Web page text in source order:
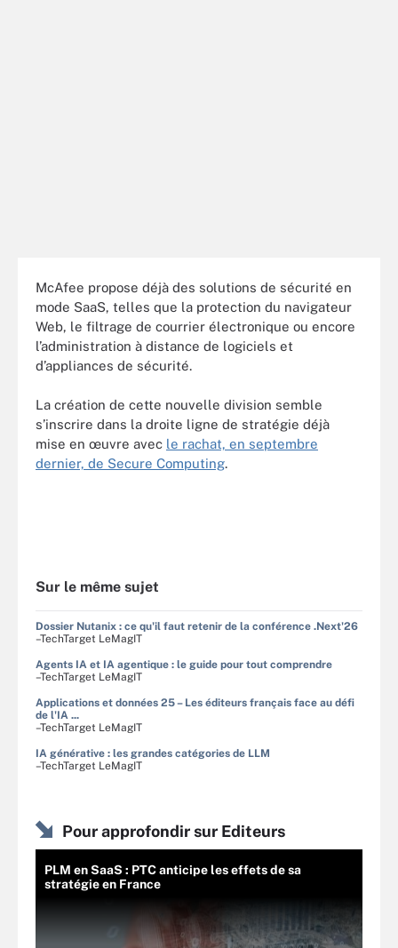
McAfee propose déjà des solutions de sécurité en
mode SaaS, telles que la protection du navigateur
Web, le filtrage de courrier électronique ou encore
l’administration à distance de logiciels et
d’appliances de sécurité.
La création de cette nouvelle division semble
s’inscrire dans la droite ligne de stratégie déjà
mise en œuvre avec le rachat, en septembre
dernier, de Secure Computing.
Sur le même sujet
Dossier Nutanix : ce qu'il faut retenir de la conférence .Next'26
–TechTarget LeMagIT
Agents IA et IA agentique : le guide pour tout comprendre
–TechTarget LeMagIT
Applications et données 25 – Les éditeurs français face au défi
de l'IA ...
–TechTarget LeMagIT
IA générative : les grandes catégories de LLM
–TechTarget LeMagIT
Pour approfondir sur Editeurs
PLM en SaaS : PTC anticipe les effets de sa
stratégie en France